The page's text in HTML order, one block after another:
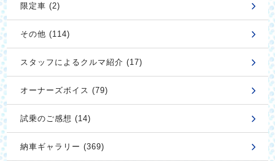
限定車 (2)
その他 (114)
スタッフによるクルマ紹介 (17)
オーナーズボイス (79)
試乗のご感想 (14)
納車ギャラリー (369)